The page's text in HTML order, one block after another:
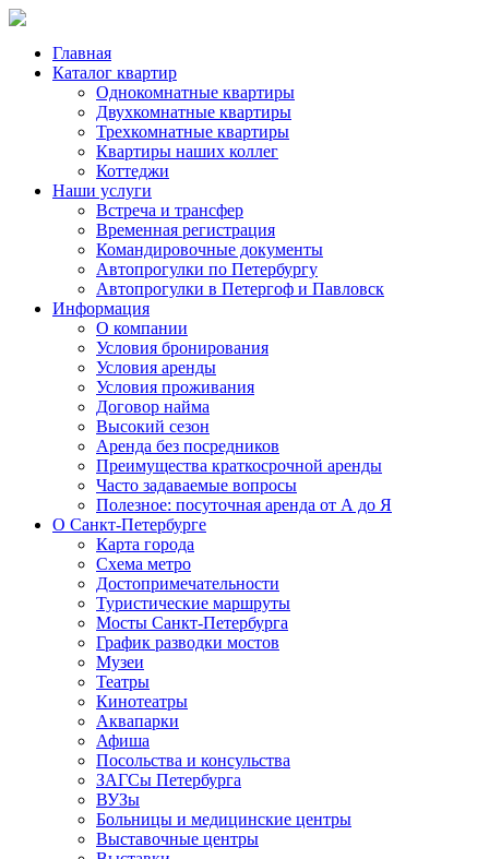
Главная
Каталог квартир
Однокомнатные квартиры
Двухкомнатные квартиры
Трехкомнатные квартиры
Квартиры наших коллег
Коттеджи
Наши услуги
Встреча и трансфер
Временная регистрация
Командировочные документы
Автопрогулки по Петербургу
Автопрогулки в Петергоф и Павловск
Информация
О компании
Условия бронирования
Условия аренды
Условия проживания
Договор найма
Высокий сезон
Аренда без посредников
Преимущества краткосрочной аренды
Часто задаваемые вопросы
Полезное: посуточная аренда от А до Я
О Санкт-Петербурге
Карта города
Схема метро
Достопримечательности
Туристические маршруты
Мосты Санкт-Петербурга
График разводки мостов
Музеи
Театры
Кинотеатры
Аквапарки
Афиша
Посольства и консульства
ЗАГСы Петербурга
ВУЗы
Больницы и медицинские центры
Выставочные центры